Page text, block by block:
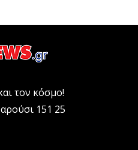
τον κόσμο!
151 25